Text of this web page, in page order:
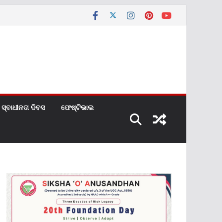
ସ୍ବାଧୀନତା ଦିବସ ଫେଷ୍ଟିଭାଲ